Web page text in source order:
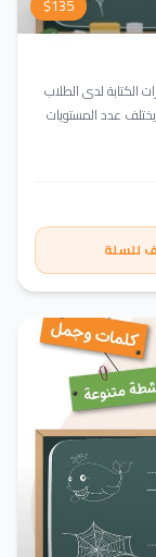
$135
الكتابة لدى الطلاب
عدد المستويات
الالتزام
للسلة